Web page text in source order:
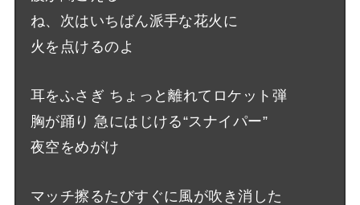
ね、次はいちばん派手な花火に
火を点けるのよ
耳をふさぎ ちょっと離れてロケット弾
胸が踊り 急にはじける“スナイパー”
夜空をめがけ
マッチ擦るたびすぐに風が吹き消した